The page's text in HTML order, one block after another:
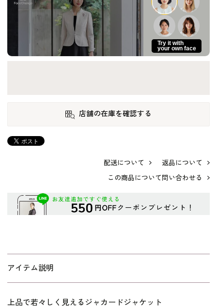
Try it with
your own face
店舗の在庫を確認する
配送について
返品について
この商品について問い合わせる
アイテム説明
上品で若々しく見えるジャカードジャケット